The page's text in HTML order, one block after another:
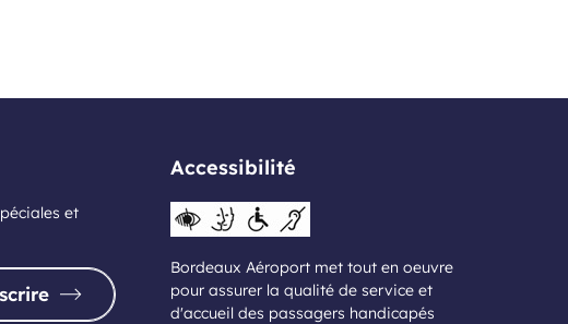
et
Accessibilité
Bordeaux Aéroport met tout en oeuvre
pour assurer la qualité de service et
d'accueil des passagers handicapés